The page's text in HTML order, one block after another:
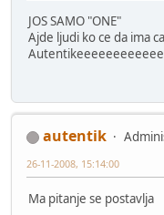
JOS SAMO "ONE"
Ajde ljudi ko ce da ima
autentik
26-11-2008, 15:14:00
Ma pitanje se postavlja